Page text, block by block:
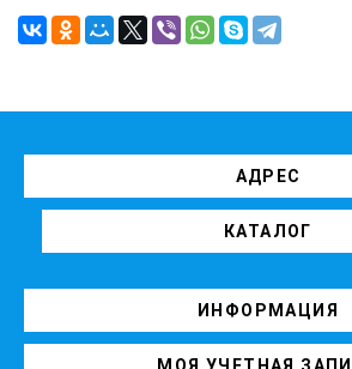
АДРЕС
КАТАЛОГ
ИНФОРМАЦИЯ
МОЯ УЧЕТНАЯ